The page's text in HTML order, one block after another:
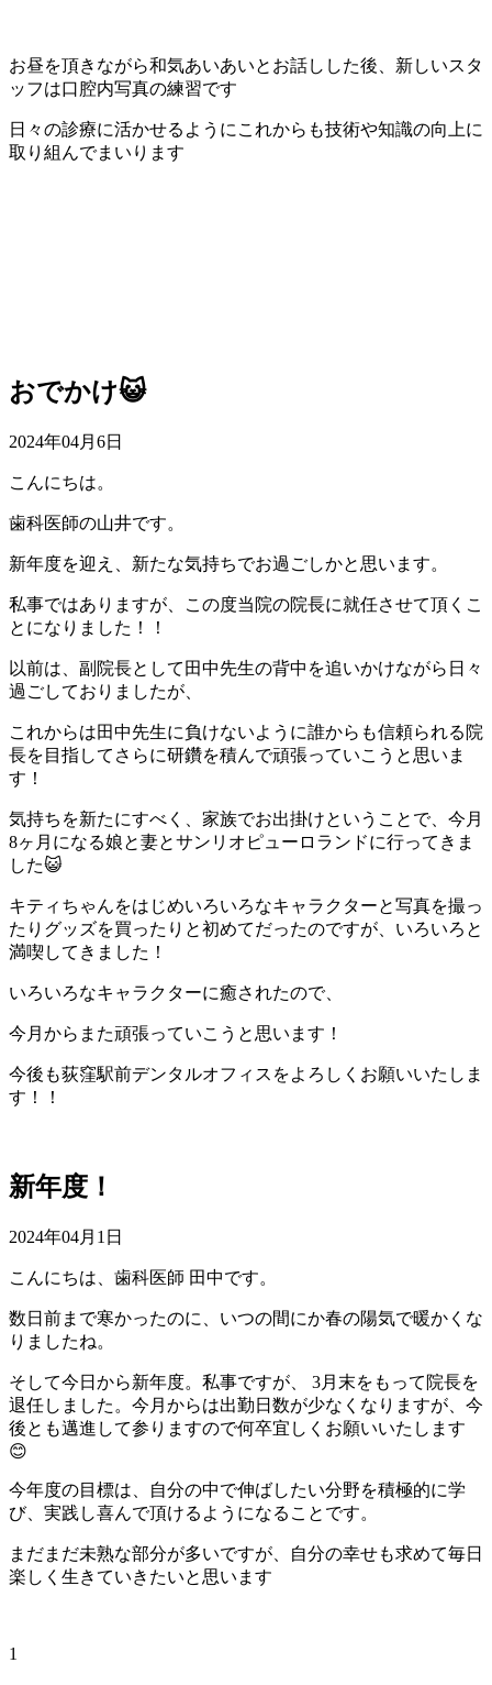
お昼を頂きながら和気あいあいとお話しした後、新しいスタ
ッフは口腔内写真の練習です
日々の診療に活かせるようにこれからも技術や知識の向上に
取り組んでまいります
おでかけ😺
2024年04月6日
こんにちは。
歯科医師の山井です。
新年度を迎え、新たな気持ちでお過ごしかと思います。
私事ではありますが、この度当院の院長に就任させて頂くこ
とになりました！！
以前は、副院長として田中先生の背中を追いかけながら日々
過ごしておりましたが、
これからは田中先生に負けないように誰からも信頼られる院
長を目指してさらに研鑽を積んで頑張っていこうと思いま
す！
気持ちを新たにすべく、家族でお出掛けということで、今月
8ヶ月になる娘と妻とサンリオピューロランドに行ってきま
した😺
キティちゃんをはじめいろいろなキャラクターと写真を撮っ
たりグッズを買ったりと初めてだったのですが、いろいろと
満喫してきました！
いろいろなキャラクターに癒されたので、
今月からまた頑張っていこうと思います！
今後も荻窪駅前デンタルオフィスをよろしくお願いいたしま
す！！
新年度！
2024年04月1日
こんにちは、歯科医師 田中です。
数日前まで寒かったのに、いつの間にか春の陽気で暖かくな
りましたね。
そして今日から新年度。私事ですが、 3月末をもって院長を
退任しました。今月からは出勤日数が少なくなりますが、今
後とも邁進して参りますので何卒宜しくお願いいたします
😊
今年度の目標は、自分の中で伸ばしたい分野を積極的に学
び、実践し喜んで頂けるようになることです。
まだまだ未熟な部分が多いですが、自分の幸せも求めて毎日
楽しく生きていきたいと思います
1